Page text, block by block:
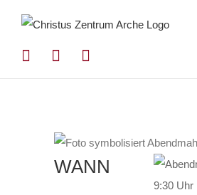
springen
WANN